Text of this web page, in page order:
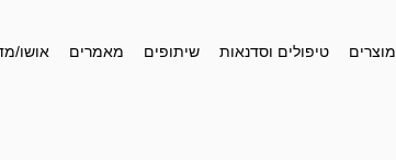
מוצרים טיפולים וסדנאות שיתופים מאמרים אושו/